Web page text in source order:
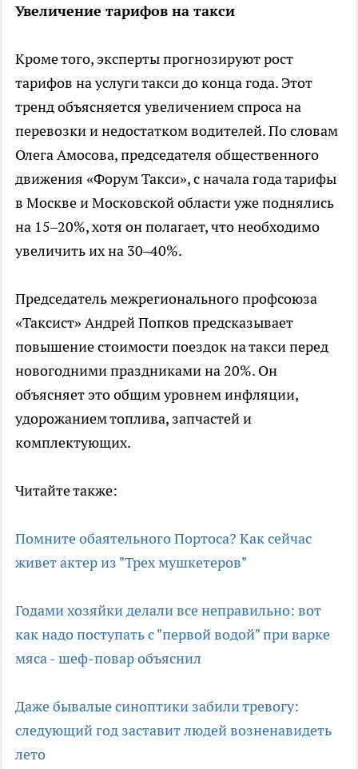
Увеличение тарифов на такси
Кроме того, эксперты прогнозируют рост
тарифов на услуги такси до конца года. Этот
тренд объясняется увеличением спроса на
перевозки и недостатком водителей. По словам
Олега Амосова, председателя общественного
движения «Форум Такси», с начала года тарифы
в Москве и Московской области уже поднялись
на 15–20%, хотя он полагает, что необходимо
увеличить их на 30–40%.
Председатель межрегионального профсоюза
«Таксист» Андрей Попков предсказывает
повышение стоимости поездок на такси перед
новогодними праздниками на 20%. Он
объясняет это общим уровнем инфляции,
удорожанием топлива, запчастей и
комплектующих.
Читайте также:
Помните обаятельного Портоса? Как сейчас
живет актер из "Трех мушкетеров"
Годами хозяйки делали все неправильно: вот
как надо поступать с "первой водой" при варке
мяса - шеф-повар объяснил
Даже бывалые синоптики забили тревогу:
следующий год заставит людей возненавидеть
лето